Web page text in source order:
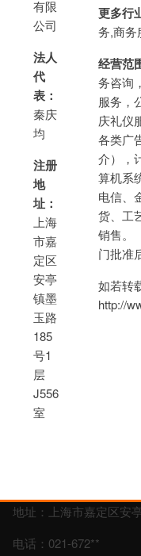
有限
公司
法人
代
表：
秦庆
均
注册
地
址：
上海
市嘉
定区
安亭
镇墨
玉路
185
号1
层
J556
室
更多行
务,商务
经营范
务咨询
服务，
庆礼仪
各类广
介），
算机系
电信、
货、工
销售。
门批准
如若转
http://
地址：上海市嘉定区安
电话：021-672**